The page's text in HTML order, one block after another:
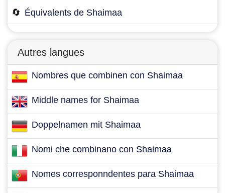
🔄 Équivalents de Shaimaa
Autres langues
Nombres que combinen con Shaimaa
Middle names for Shaimaa
Doppelnamen mit Shaimaa
Nomi che combinano con Shaimaa
Nomes corresponndentes para Shaimaa